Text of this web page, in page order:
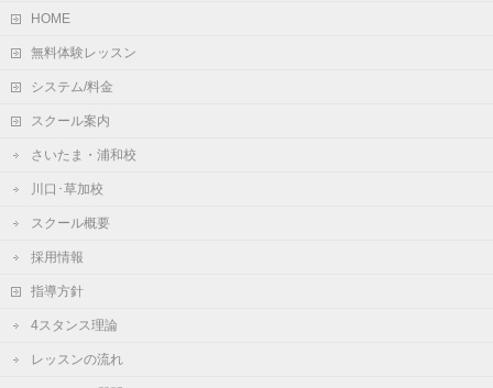
HOME
無料体験レッスン
システム/料金
スクール案内
さいたま・浦和校
川口･草加校
スクール概要
採用情報
指導方針
4スタンス理論
レッスンの流れ